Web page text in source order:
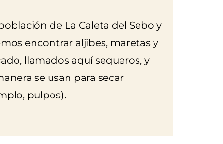
de La Caleta del Sebo y
encontrar aljibes, maretas y
llamados aquí sequeros, y
se usan para secar
pulpos).